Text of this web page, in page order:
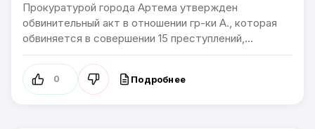
Прокуратурой города Артема утвержден
обвинительный акт в отношении гр-ки А., которая
обвиняется в совершении 15 преступлений,...
0 Подробнее